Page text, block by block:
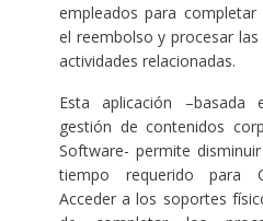
empleados para
el reembolso y procesar
actividades relacionadas.
Esta aplicación
gestión de contenidos
Software- permite
tiempo requerido para
Acceder a los soportes